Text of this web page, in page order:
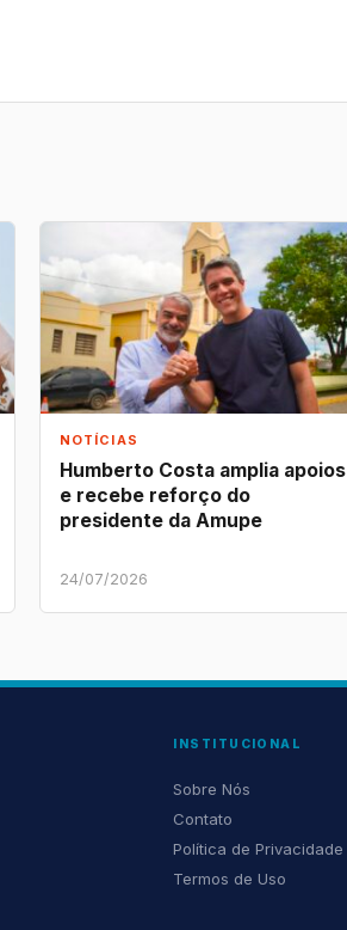
NOTÍCIAS
Humberto Costa amplia apoios
e recebe reforço do
presidente da Amupe
24/07/2026
INSTITUCIONAL
Sobre Nós
Contato
Política de Privacidade
Termos de Uso